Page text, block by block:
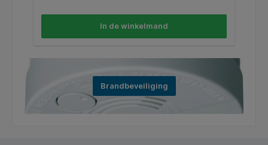
In de winkelmand
Brandbeveiliging